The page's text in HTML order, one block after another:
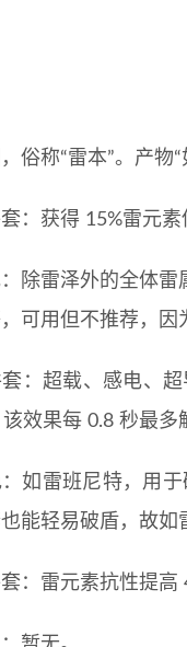
俗称“雷本”。产物“
：获得 15%雷元素
除雷泽外的全体
可用但不推荐，因
：超载、感电、
效果每 0.8 秒最多
如雷班尼特，用
能轻易破盾，故如
：雷元素抗性提高